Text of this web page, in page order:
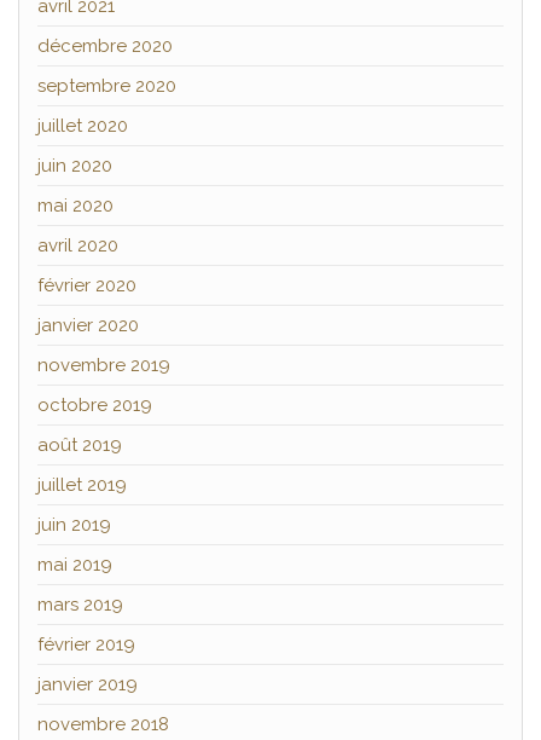
avril 2021
décembre 2020
septembre 2020
juillet 2020
juin 2020
mai 2020
avril 2020
février 2020
janvier 2020
novembre 2019
octobre 2019
août 2019
juillet 2019
juin 2019
mai 2019
mars 2019
février 2019
janvier 2019
novembre 2018